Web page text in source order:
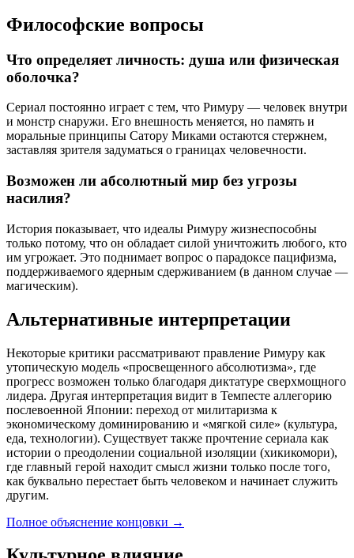
Философские вопросы
Что определяет личность: душа или физическая
оболочка?
Сериал постоянно играет с тем, что Римуру — человек внутри
и монстр снаружи. Его внешность меняется, но память и
моральные принципы Сатору Миками остаются стержнем,
заставляя зрителя задуматься о границах человечности.
Возможен ли абсолютный мир без угрозы
насилия?
История показывает, что идеалы Римуру жизнеспособны
только потому, что он обладает силой уничтожить любого, кто
им угрожает. Это поднимает вопрос о парадоксе пацифизма,
поддерживаемого ядерным сдерживанием (в данном случае —
магическим).
Альтернативные интерпретации
Некоторые критики рассматривают правление Римуру как
утопическую модель «просвещенного абсолютизма», где
прогресс возможен только благодаря диктатуре сверхмощного
лидера. Другая интерпретация видит в Темпесте аллегорию
послевоенной Японии: переход от милитаризма к
экономическому доминированию и «мягкой силе» (культура,
еда, технологии). Существует также прочтение сериала как
истории о преодолении социальной изоляции (хикикомори),
где главный герой находит смысл жизни только после того,
как буквально перестает быть человеком и начинает служить
другим.
Полное объяснение концовки →